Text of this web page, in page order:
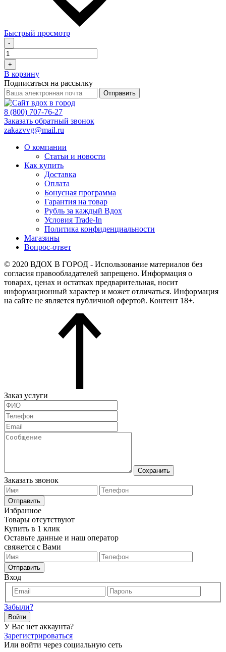
Быстрый просмотр
-
+
В корзину
Подписаться на рассылку
Отправить
8 (800) 707-76-27
Заказать обратный звонок
zakazvvg@mail.ru
О компании
Статьи и новости
Как купить
Доставка
Оплата
Бонусная программа
Гарантия на товар
Рубль за каждый Вдох
Условия Trade-In
Политика конфиденциальности
Магазины
Вопрос-ответ
© 2020 ВДОХ В ГОРОД - Использование материалов без
согласия правообладателей запрещено. Информация о
товарах, ценах и остатках предварительная, носит
информационный характер и может отличаться. Информация
на сайте не является публичной офертой. Контент 18+.
Заказ услуги
Сохранить
Заказать звонок
Отправить
Избранное
Товары отсутствуют
Купить в 1 клик
Оставьте данные и наш оператор
свяжется с Вами
Отправить
Вход
Забыли?
Войти
У Вас нет аккаунта?
Зарегистрироваться
Или войти через социальную сеть